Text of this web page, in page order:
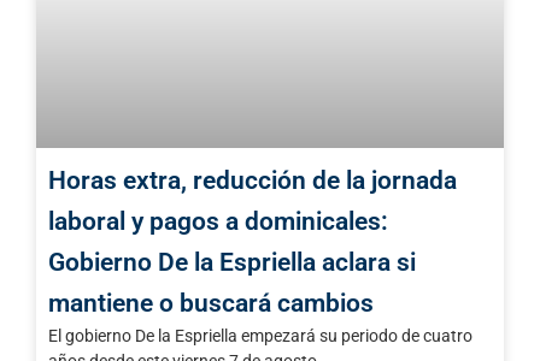
Horas extra, reducción de la jornada
laboral y pagos a dominicales:
Gobierno De la Espriella aclara si
mantiene o buscará cambios
El gobierno De la Espriella empezará su periodo de cuatro